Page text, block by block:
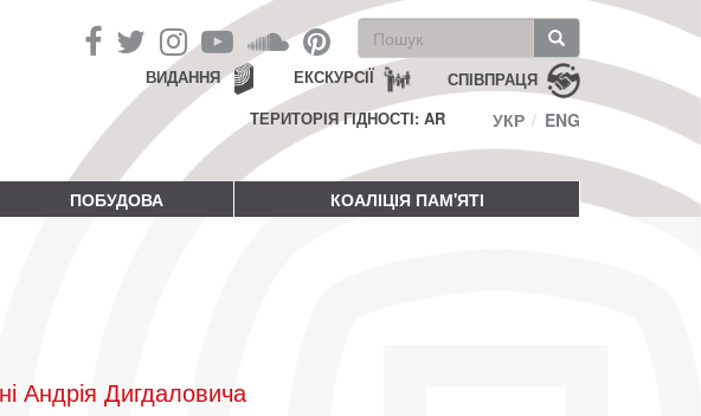
Пошукова
форма
Пошук СПІВПРАЦЯ
ЕКСКУРСІЇ
ВИДАННЯ
ТЕРИТОРІЯ ГІДНОСТІ: AR
УКР ENG
ПОБУДОВА КОАЛІЦІЯ ПАМ'ЯТІ
Андрія Дигдаловича